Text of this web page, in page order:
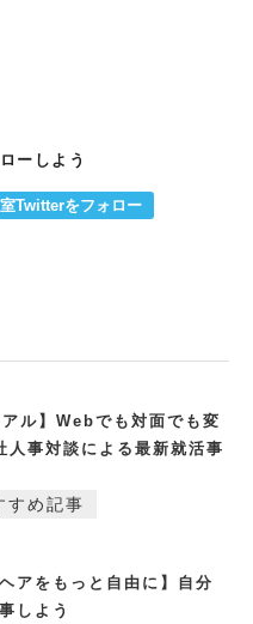
ーしよう
Twitterをフォロー
アル】Webでも対面でも変
人事対談による最新就活事
すめ記事
アをもっと自由に】自分
しよう